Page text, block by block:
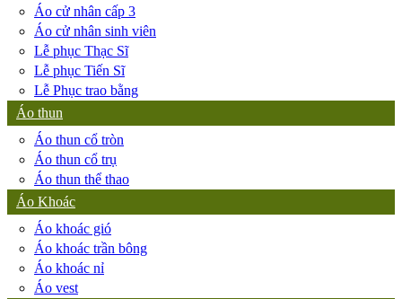
Áo cử nhân cấp 3
Áo cử nhân sinh viên
Lễ phục Thạc Sĩ
Lễ phục Tiến Sĩ
Lễ Phục trao bằng
Áo thun
Áo thun cổ tròn
Áo thun cổ trụ
Áo thun thể thao
Áo Khoác
Áo khoác gió
Áo khoác trần bông
Áo khoác nỉ
Áo vest